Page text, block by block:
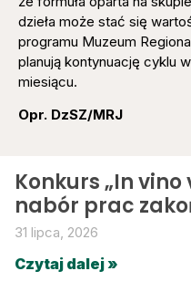
dzieła może stać się
programu Muzeum
planują kontynuację cyklu
miesiącu.
Opr. DzSZ/MRJ
Konkurs „In vino
nabór prac
31 lipca, 2026
Czytaj dalej »